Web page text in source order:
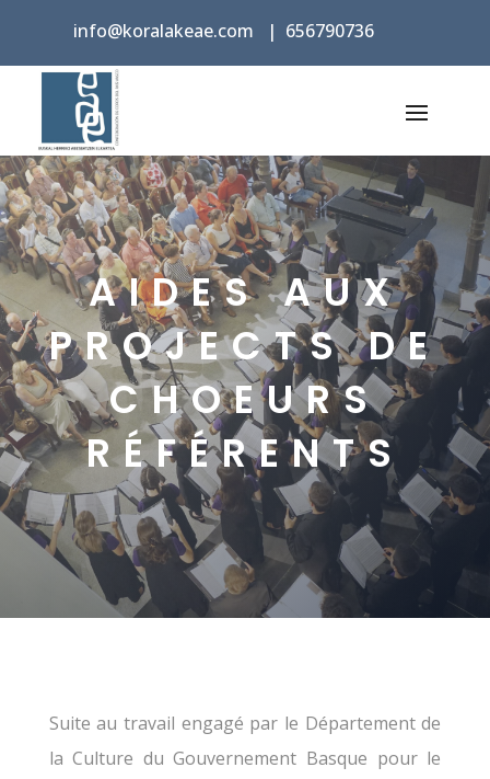
info@koralakeae.com | 656790736
AIDES AUX
PROJECTS DE
CHOEURS
RÉFÉRENTS
Suite au travail engagé par le Département de
la Culture du Gouvernement Basque pour le